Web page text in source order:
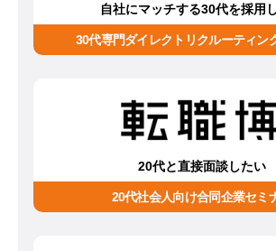
30代専門ダイレクトリクルーティン
自社にマッチする30代を採用
20代社会人向け合同企業セミ
20代と直接面談したい